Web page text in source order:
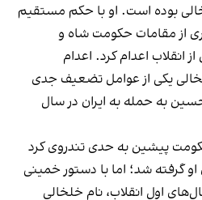
بوده است. او با حکم مستقیم
از مقامات حکومت شاه و
انقلاب اعدام کرد. اعدام
یکی از عوامل تضعیف جدی
به حمله به ایران در سال
پیشین به حدی تندروی کرد
گرفته شد؛ اما با دستور خمینی
اول انقلاب، نام خلخالی